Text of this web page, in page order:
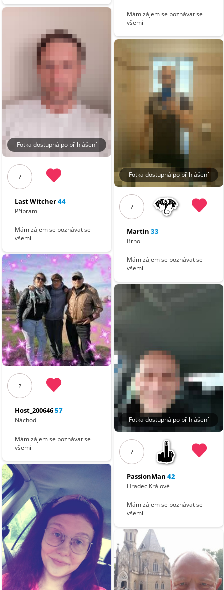
Fotka dostupná po přihlášení
?
Last Witcher44
Příbram
Mám zájem se poznávat se
všemi
?
Host_20064657
Náchod
Mám zájem se poznávat se
všemi
Mám zájem se poznávat se
všemi
Fotka dostupná po přihlášení
?
Martin 33
Brno
Mám zájem se poznávat se
všemi
Fotka dostupná po přihlášení
?
PassionMan 42
Hradec Králové
Mám zájem se poznávat se
všemi